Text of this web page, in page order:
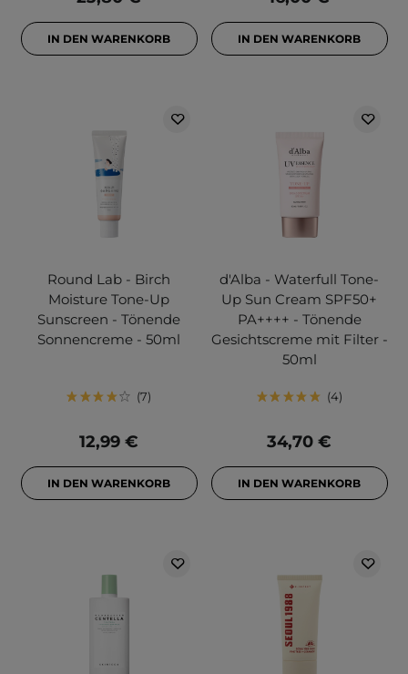
IN DEN WARENKORB IN DEN WARENKORB
Round Lab - Birch
Moisture Tone-Up
Sunscreen - Tönende
Sonnencreme - 50ml
7
12,99 €
IN DEN WARENKORB
d'Alba - Waterfull Tone-
Up Sun Cream SPF50+
PA++++ - Tönende
Gesichtscreme mit Filter -
50ml
4
34,70 €
IN DEN WARENKORB